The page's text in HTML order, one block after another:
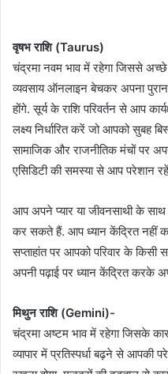
वृषभ राशि (Taurus)
चंद्रमा नवम भाव में रहेगा जिससे
व्यवसाय ऑनलाइन बेचकर अपना
होंगे. सूर्य के राशि परिवर्तन से आप
लक्ष्य निर्धारित करें जो आपको सुबह
सामाजिक और राजनीतिक मंचों पर
एसिडिटी की समस्या से आप परेशान
आप अपने प्यार या जीवनसाथी के साथ
कर सकते हैं. आप ध्यान केंद्रित नहीं
सप्ताहांत पर आपको परिवार के किसी
अपनी पढ़ाई पर ध्यान केंद्रित करके
मिथुन राशि (Gemini)-
चंद्रमा अष्टम भाव में रहेगा जिसके
व्यापार में प्रतिस्पर्धा बढ़ने से आपकी